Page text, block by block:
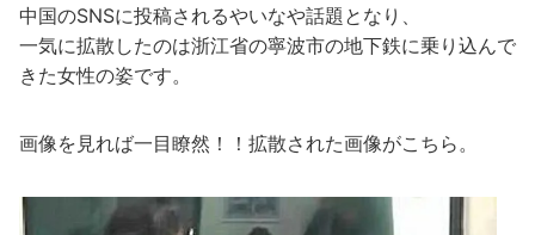
中国のSNSに投稿されるやいなや話題となり、
一気に拡散したのは浙江省の寧波市の地下鉄に乗り込んで
きた女性の姿です。
画像を見れば一目瞭然！！拡散された画像がこちら。